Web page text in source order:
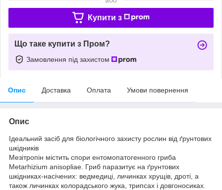
Купити з
Що таке купити з Пром?
Замовлення під захистом
Опис Доставка Оплата Умови повернення
Опис
Ідеальний засіб для біологічного захисту рослин від ґрунтових
шкідників
Мезітропін містить спори ентомопатогенного гриба
Metarhizium anisopliae. Гриб паразитує на ґрунтових
шкідниках-насічених: ведмедиці, личинках хрущів, дроті, а
також личинках колорадського жука, трипсах і довгоносиках.